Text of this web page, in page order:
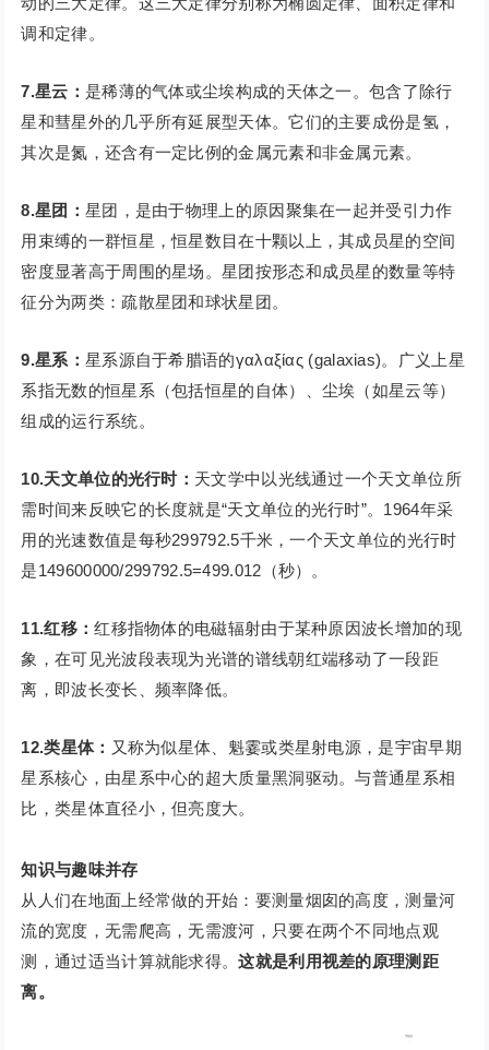
调和定律。
7.星云： 是稀薄的气体或尘埃构成的天体之一。包含了除行
星和彗星外的几乎所有延展型天体。它们的主要成份是氢，
其次是氮，还含有一定比例的金属元素和非金属元素。
8.星团： 星团，是由于物理上的原因聚集在一起并受引力作
用束缚的一群恒星，恒星数目在十颗以上，其成员星的空间
密度显著高于周围的星场。星团按形态和成员星的数量等特
征分为两类：疏散星团和球状星团。
9.星系： 星系源自于希腊语的γαλαξίας (galaxias)。广义上星
系指无数的恒星系（包括恒星的自体）、尘埃（如星云等）
组成的运行系统。
10.天文单位的光行时： 天文学中以光线通过一个天文单位所
需时间来反映它的长度就是“天文单位的光行时”。1964年采
用的光速数值是每秒299792.5千米，一个天文单位的光行时
是149600000/299792.5=499.012（秒）。
11.红移：红移指物体的电磁辐射由于某种原因波长增加的现
象，在可见光波段表现为光谱的谱线朝红端移动了一段距
离，即波长变长、频率降低。
12.类星体： 又称为似星体、魁霎或类星射电源，是宇宙早期
星系核心，由星系中心的超大质量黑洞驱动。与普通星系相
比，类星体直径小，但亮度大。
知识与趣味并存
从人们在地面上经常做的开始：要测量烟囱的高度，测量河
流的宽度，无需爬高，无需渡河，只要在两个不同地点观
测，通过适当计算就能求得。这就是利用视差的原理测距
离。